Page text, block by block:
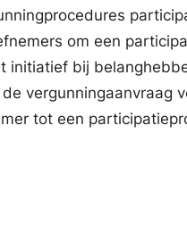
om een
bij
tot een